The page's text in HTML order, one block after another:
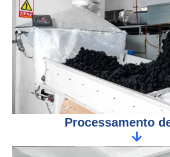
Processamento